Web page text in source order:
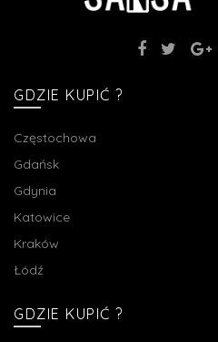
GDZIE KUPIĆ ?
Częstochowa
Gdańsk
Gdynia
Katowice
Kraków
Łódź
GDZIE KUPIĆ ?